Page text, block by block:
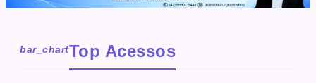
bar_chartTop Acessos